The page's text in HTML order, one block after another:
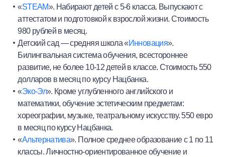
«STEAM». Набирают детей с 5-6 класса. Выпускают с
аттестатом и подготовкой к взрослой жизни. Стоимость
980 рублей в месяц.
Детский сад — средняя школа «Инновация».
Билингвальная система обучения, всестороннее
развитие, не более 10-12 детей в классе. Стоимость 550
долларов в месяц по курсу Нацбанка.
«Эко-Эл». Кроме углубленного английского и
математики, обучение эстетическим предметам:
хореографии, музыке, театральному искусству. 550 евро
в месяц по курсу Нацбанка.
«Альтернатива». Полное среднее образование с 1 по 11
классы. Личностно-ориентированное обучение и